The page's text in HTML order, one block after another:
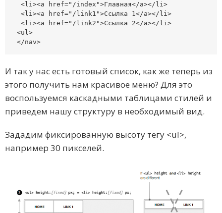
<li><a href="/index">Главная</a></li>
<li><a href="/link1">Ссылка 1</a></li>
<li><a href="/link2">Ссылка 2</a></li>
<ul>
</nav>
И так у нас есть готовый список, как же теперь из
этого получить нам красивое меню? Для это
воспользуемся каскадными таблицами стилей и
приведем нашу структуру в необходимый вид.
Зададим фиксированную высоту тегу <ul>,
например 30 пикселей.